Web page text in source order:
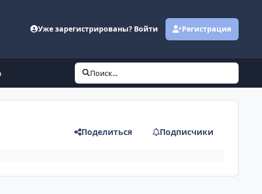
Уже зарегистрированы? Войти Регистрация
Поиск...
Поделиться Подписчики